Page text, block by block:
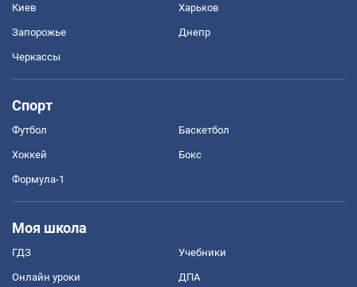
Киев Харьков
Запорожье Днепр
Черкассы
Спорт
Футбол Баскетбол
Хоккей Бокс
Формула-1
Моя школа
ГДЗ Учебники
Онлайн уроки ДПА